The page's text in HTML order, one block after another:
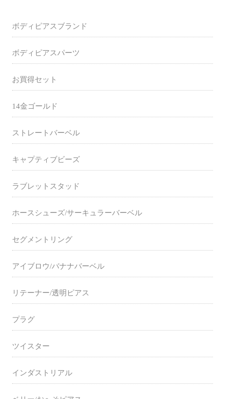
ボディピアスブランド
ボディピアスパーツ
お買得セット
14金ゴールド
ストレートバーベル
キャプティブビーズ
ラブレットスタッド
ホースシューズ/サーキュラーバーベル
セグメントリング
アイブロウ/バナナバーベル
リテーナー/透明ピアス
プラグ
ツイスター
インダストリアル